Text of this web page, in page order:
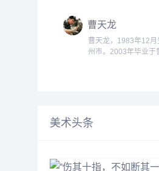
三等奖；《生命在于
匹克总部博物馆收藏
获第八届全国美展优
曹天龙
曹天龙，1983年12月
州市。2003年毕业于
美术头条